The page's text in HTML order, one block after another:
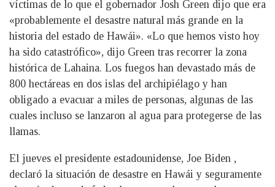
víctimas de lo que el gobernador Josh Green dijo que era
«probablemente el desastre natural más grande en la
historia del estado de Hawái». «Lo que hemos visto hoy
ha sido catastrófico», dijo Green tras recorrer la zona
histórica de Lahaina. Los fuegos han devastado más de
800 hectáreas en dos islas del archipiélago y han
obligado a evacuar a miles de personas, algunas de las
cuales incluso se lanzaron al agua para protegerse de las
llamas.
El jueves el presidente estadounidense, Joe Biden ,
declaró la situación de desastre en Hawái y seguramente